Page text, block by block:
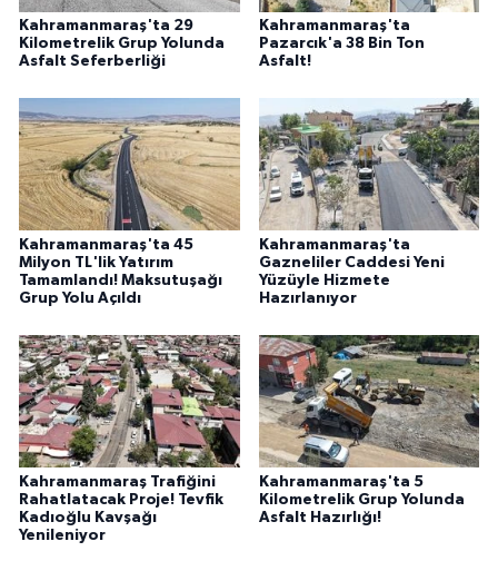
Kahramanmaraş'ta 29
Kilometrelik Grup Yolunda
Asfalt Seferberliği
Kahramanmaraş'ta
Pazarcık'a 38 Bin Ton
Asfalt!
Kahramanmaraş'ta 45
Milyon TL'lik Yatırım
Tamamlandı! Maksutuşağı
Grup Yolu Açıldı
Kahramanmaraş'ta
Gazneliler Caddesi Yeni
Yüzüyle Hizmete
Hazırlanıyor
Kahramanmaraş Trafiğini
Rahatlatacak Proje! Tevfik
Kadıoğlu Kavşağı
Yenileniyor
Kahramanmaraş'ta 5
Kilometrelik Grup Yolunda
Asfalt Hazırlığı!